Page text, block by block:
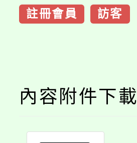
註冊會員 訪客
內容附件下載